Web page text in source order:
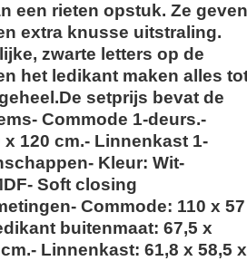
een rieten opstuk. Ze geven
extra knusse uitstraling.
zwarte letters op de
het ledikant maken alles
setprijs bevat de
Commode 1-deurs.-
120 cm.- Linnenkast 1-
Kleur: Wit-
Soft closing
Commode: 110 x
buitenmaat: 67,5 x
Linnenkast: 61,8 x 58,5 x